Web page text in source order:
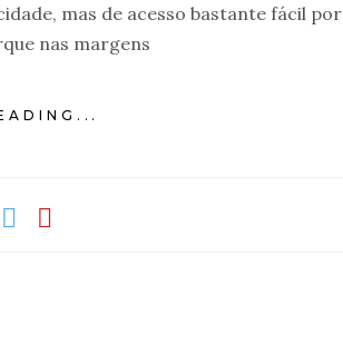
mas de acesso bastante fácil por
nas margens